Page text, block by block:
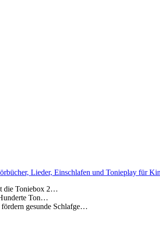
Lieder, Einschlafen und Tonieplay für
die Toniebox 2…
Ton…
gesunde Schlafge…